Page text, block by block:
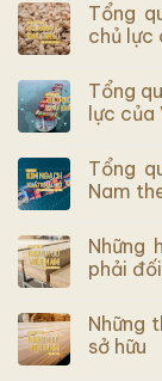
Tổng
chủ lực
Tổng
lực
Tổng
Nam
Những
phải
Những
sở hữu